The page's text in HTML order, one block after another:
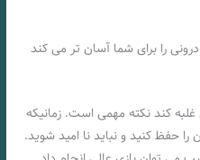
را برای شما آسان تر می کند
کند نکته مهمی است. زمانیکه
را حفظ کنید و نباید نا امید شوید.